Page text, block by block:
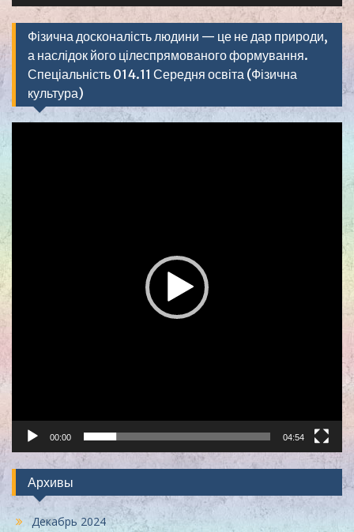
Фізична досконалість людини — це не дар природи,
а наслідок його цілеспрямованого формування.
Спеціальність 014.11 Середня освіта (Фізична
культура)
00:00 04:54
Архивы
Декабрь 2024